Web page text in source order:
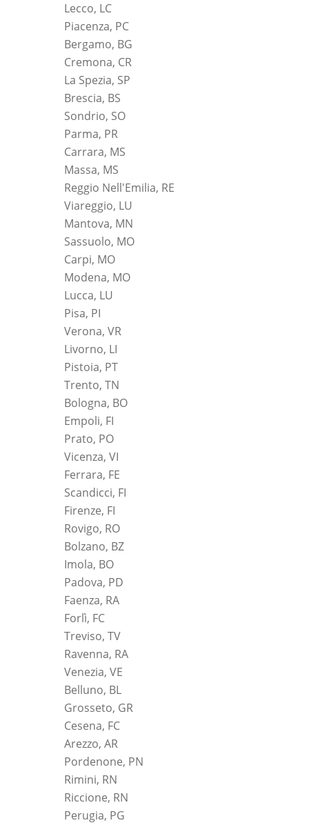
Lecco, LC
Piacenza, PC
Bergamo, BG
Cremona, CR
La Spezia, SP
Brescia, BS
Sondrio, SO
Parma, PR
Carrara, MS
Massa, MS
Reggio Nell'Emilia, RE
Viareggio, LU
Mantova, MN
Sassuolo, MO
Carpi, MO
Modena, MO
Lucca, LU
Pisa, PI
Verona, VR
Livorno, LI
Pistoia, PT
Trento, TN
Bologna, BO
Empoli, FI
Prato, PO
Vicenza, VI
Ferrara, FE
Scandicci, FI
Firenze, FI
Rovigo, RO
Bolzano, BZ
Imola, BO
Padova, PD
Faenza, RA
Forlì, FC
Treviso, TV
Ravenna, RA
Venezia, VE
Belluno, BL
Grosseto, GR
Cesena, FC
Arezzo, AR
Pordenone, PN
Rimini, RN
Riccione, RN
Perugia, PG